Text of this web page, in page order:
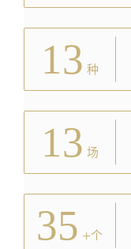
13 种
13 场
35 +个